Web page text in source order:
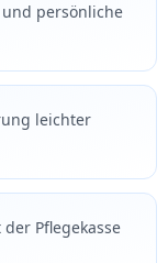
persönliche
leichter
Pflegekasse